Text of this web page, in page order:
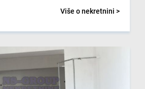
Više o nekretnini >